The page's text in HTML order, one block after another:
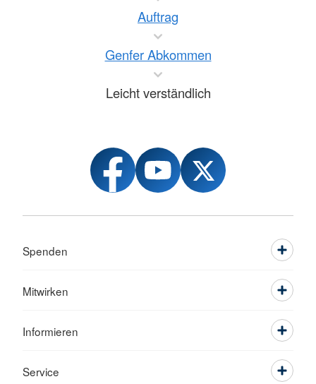
Auftrag
Genfer Abkommen
Leicht verständlich
Spenden
Mitwirken
Informieren
Service